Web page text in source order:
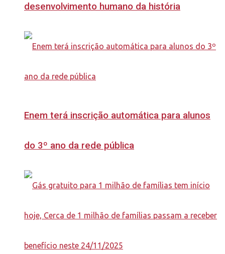
desenvolvimento humano da história
Enem terá inscrição automática para alunos
do 3º ano da rede pública